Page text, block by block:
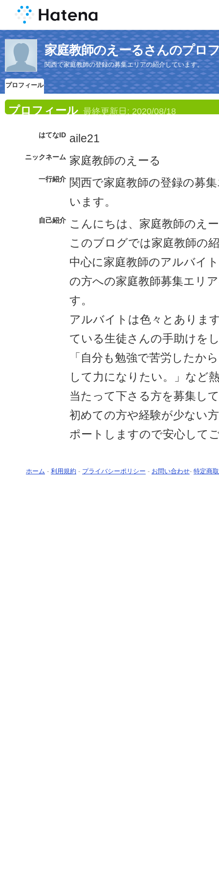
家庭教師のえーるさんのプロ
関西で家庭教師の登録の募集エリアの紹介しています。
プロフィール
プロフィール 最終更新日: 2020/08/18
はてなID aile21
ニックネーム 家庭教師のえーる
一行紹介 関西で家庭教師の登録の募
います。
自己紹介 こんにちは、家庭教師のえ
このブログでは家庭教師の
中心に家庭教師のアルバイ
の方への家庭教師募集エリ
す。
アルバイトは色々とありま
ている生徒さんの手助けを
「自分も勉強で苦労したか
して力になりたい。」など
当たって下さる方を募集し
初めての方や経験が少ない
ポートしますので安心して
ホーム - 利用規約 - プライバシーポリシー - お問い合わせ- 特定商